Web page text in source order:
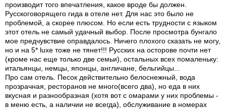
производит того впечатления, какое вроде бы должен.
Русскоговорящего гида в отеле нет. Для нас это было не
проблемой, а скорее плюсом. Но если есть трудности с языком
этот отель не самый удачный выбор. После просмотра бунгало
мое предчувствие оправдалось. Ничего плохого сказать не могу,
но и на 5* luxe тоже не тянет!!! Русских на осторове почти нет
(кроме нас еще только две семьи), остальных всех помаленьку:
итальянцы, немцы, японцы, англичане, бельгийцы...
Про сам отель. Песок действительно белоснежный, вода
прозрачная, ресторанов не много(всего два), но еда в них
вкусная и разнообразная (хотя вот с омарами у них проблемы -
в меню есть, а наличии не всегда), обслуживание в номерах